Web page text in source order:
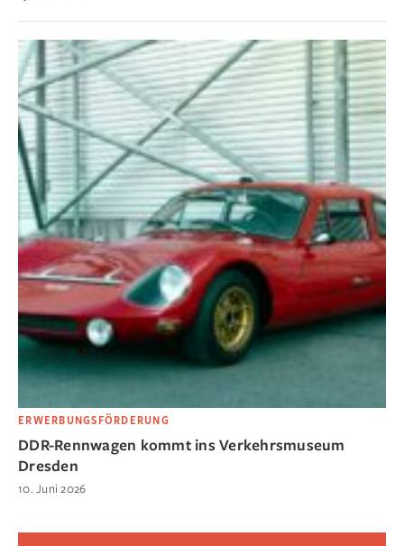
ERWERBUNGSFÖRDERUNG
DDR-Rennwagen kommt ins Verkehrsmuseum
Dresden
10. Juni 2026